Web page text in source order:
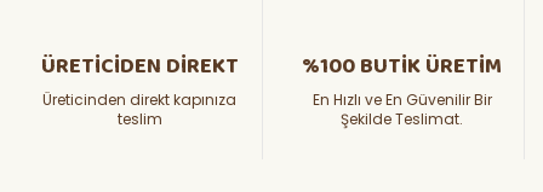
ÜRETİCİDEN DİREKT
Üreticinden direkt kapınıza
teslim
%100 BUTİK ÜRETİM
En Hızlı ve En Güvenilir Bir
Şekilde Teslimat.